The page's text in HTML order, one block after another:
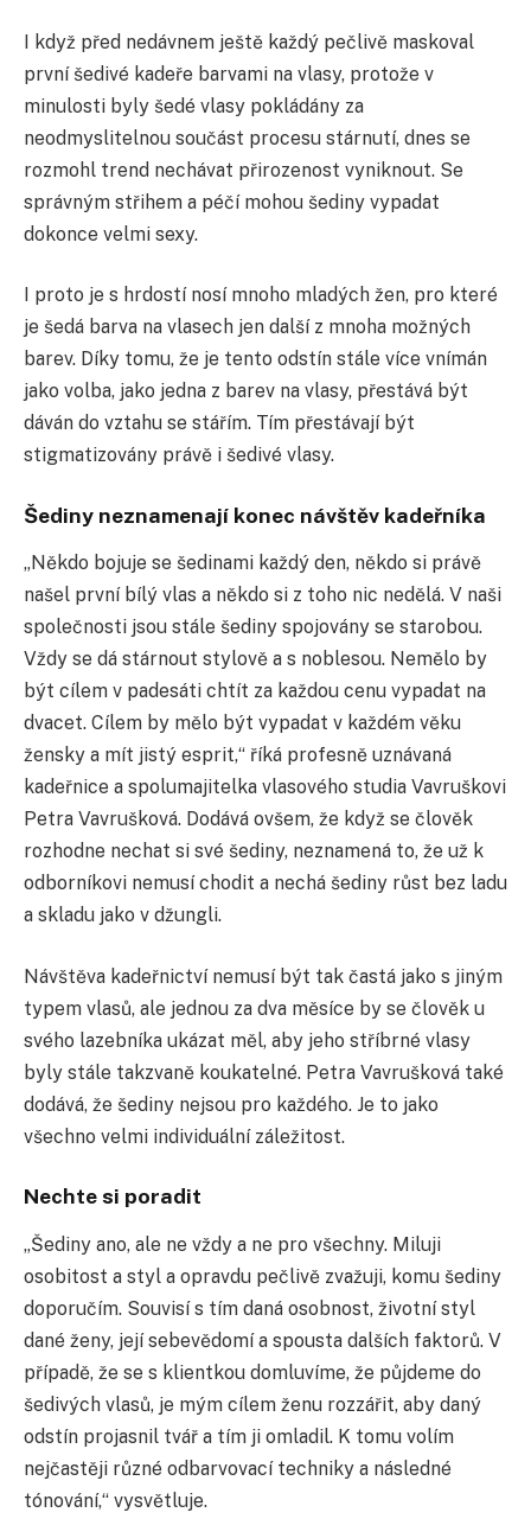
I když před nedávnem ještě každý pečlivě maskoval
první šedivé kadeře barvami na vlasy, protože v
minulosti byly šedé vlasy pokládány za
neodmyslitelnou součást procesu stárnutí, dnes se
rozmohl trend nechávat přirozenost vyniknout. Se
správným střihem a péčí mohou šediny vypadat
dokonce velmi sexy.
I proto je s hrdostí nosí mnoho mladých žen, pro které
je šedá barva na vlasech jen další z mnoha možných
barev. Díky tomu, že je tento odstín stále více vnímán
jako volba, jako jedna z barev na vlasy, přestává být
dáván do vztahu se stářím. Tím přestávají být
stigmatizovány právě i šedivé vlasy.
Šediny neznamenají konec návštěv kadeřníka
„Někdo bojuje se šedinami každý den, někdo si právě
našel první bílý vlas a někdo si z toho nic nedělá. V naši
společnosti jsou stále šediny spojovány se starobou.
Vždy se dá stárnout stylově a s noblesou. Nemělo by
být cílem v padesáti chtít za každou cenu vypadat na
dvacet. Cílem by mělo být vypadat v každém věku
žensky a mít jistý esprit,“ říká profesně uznávaná
kadeřnice a spolumajitelka vlasového studia Vavruškovi
Petra Vavrušková. Dodává ovšem, že když se člověk
rozhodne nechat si své šediny, neznamená to, že už k
odborníkovi nemusí chodit a nechá šediny růst bez ladu
a skladu jako v džungli.
Návštěva kadeřnictví nemusí být tak častá jako s jiným
typem vlasů, ale jednou za dva měsíce by se člověk u
svého lazebníka ukázat měl, aby jeho stříbrné vlasy
byly stále takzvaně koukatelné. Petra Vavrušková také
dodává, že šediny nejsou pro každého. Je to jako
všechno velmi individuální záležitost.
Nechte si poradit
„Šediny ano, ale ne vždy a ne pro všechny. Miluji
osobitost a styl a opravdu pečlivě zvažuji, komu šediny
doporučím. Souvisí s tím daná osobnost, životní styl
dané ženy, její sebevědomí a spousta dalších faktorů. V
případě, že se s klientkou domluvíme, že půjdeme do
šedivých vlasů, je mým cílem ženu rozzářit, aby daný
odstín projasnil tvář a tím ji omladil. K tomu volím
nejčastěji různé odbarvovací techniky a následné
tónování,“ vysvětluje.